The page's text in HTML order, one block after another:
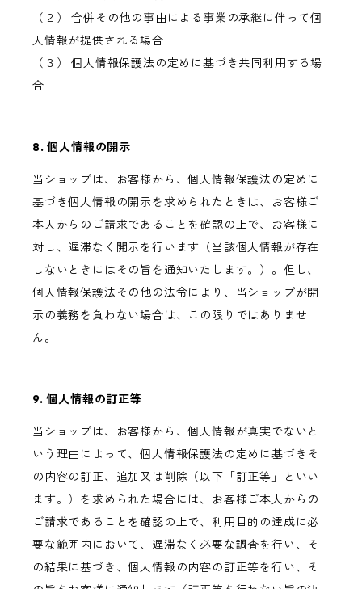
（２） 合併その他の事由による事業の承継に伴って個
人情報が提供される場合
（３） 個人情報保護法の定めに基づき共同利用する場
合
8. 個人情報の開示
当ショップは、お客様から、個人情報保護法の定めに
基づき個人情報の開示を求められたときは、お客様ご
本人からのご請求であることを確認の上で、お客様に
対し、遅滞なく開示を行います（当該個人情報が存在
しないときにはその旨を通知いたします。）。但し、
個人情報保護法その他の法令により、当ショップが開
示の義務を負わない場合は、この限りではありませ
ん。
9. 個人情報の訂正等
当ショップは、お客様から、個人情報が真実でないと
いう理由によって、個人情報保護法の定めに基づきそ
の内容の訂正、追加又は削除（以下「訂正等」といい
ます。）を求められた場合には、お客様ご本人からの
ご請求であることを確認の上で、利用目的の達成に必
要な範囲内において、遅滞なく必要な調査を行い、そ
の結果に基づき、個人情報の内容の訂正等を行い、そ